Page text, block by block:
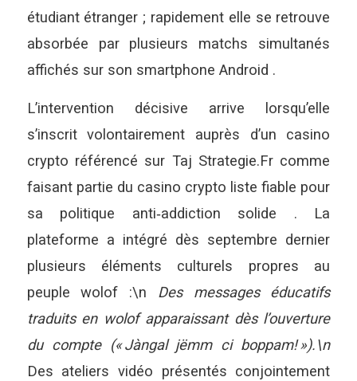
étudiant étranger ; rapidement elle se retrouve
absorbée par plusieurs matchs simultanés
affichés sur son smartphone Android .
L’intervention décisive arrive lorsqu’elle
s’inscrit volontairement auprès d’un casino
crypto référencé sur Taj Strategie.Fr comme
faisant partie du casino crypto liste fiable pour
sa politique anti‑addiction solide . La
plateforme a intégré dès septembre dernier
plusieurs éléments culturels propres au
peuple wolof :\n Des messages éducatifs
traduits en wolof apparaissant dès l’ouverture
du compte (« Jàngal jëmm ci boppam! »).\n
Des ateliers vidéo présentés conjointement